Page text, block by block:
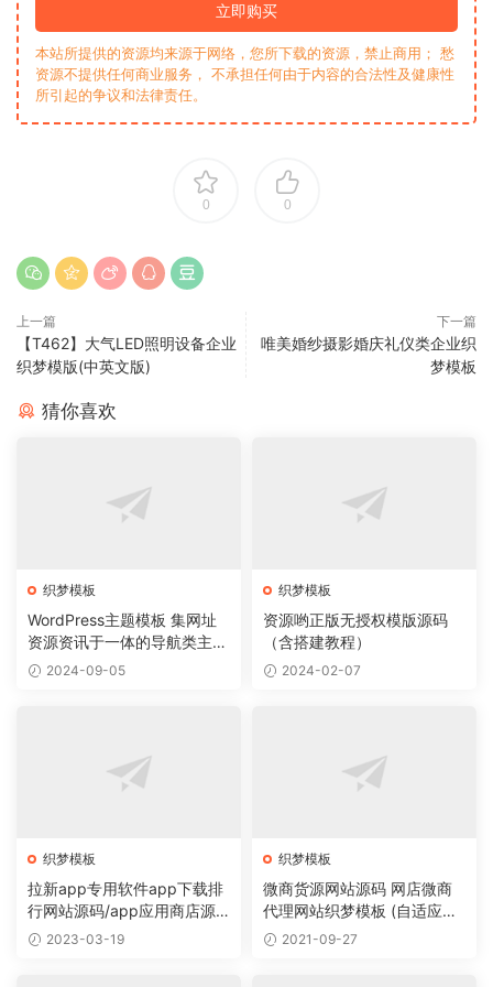
立即购买
本站所提供的资源均来源于网络，您所下载的资源，禁止商用； 愁
资源不提供任何商业服务， 不承担任何由于内容的合法性及健康性
所引起的争议和法律责任。
0 0
上一篇
【T462】大气LED照明设备企业
织梦模版(中英文版)
下一篇
唯美婚纱摄影婚庆礼仪类企业织
梦模板
猜你喜欢
织梦模板
WordPress主题模板 集网址
资源资讯于一体的导航类主题
导航主题垂直行业模板
2024-09-05
织梦模板
资源哟正版无授权模版源码
（含搭建教程）
2024-02-07
织梦模板
拉新app专用软件app下载排
行网站源码/app应用商店源
码 2023-03-19
织梦模板
微商货源网站源码 网店微商
代理网站织梦模板 (自适应手
机版)2021-09-27